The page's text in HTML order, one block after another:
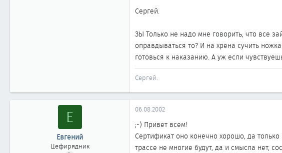
Сергей.
ЗЫ Только не надо мне говорить, что все
оправдываться то? И на хрена сучить
готовься к наказанию. А уж если
Сергей.
Е
Евгений
Цефирядник
06.08.2002
;-) Привет всем!
Сертификат оно конечно хорошо, да
трассе не многие будут, да и смысла нет,